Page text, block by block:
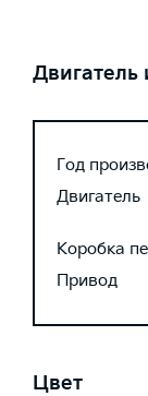
Двигатель
Год
Двигатель
Коробка
Привод
Цвет